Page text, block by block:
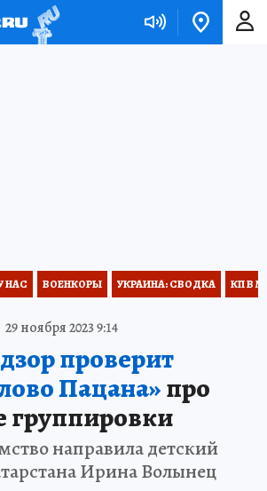
НАС ВОЕНКОРЫ УКРАИНА: СВОДКА КП В
29 ноября 2023 9:14
проверит
Пацана»про
группировки
направила детский
Ирина Волынец